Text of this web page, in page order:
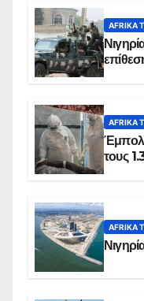
AFRIKA
AFRIKA
τους
AFRIKA